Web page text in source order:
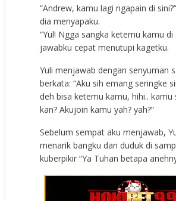
“Andrew, kamu lagi ngapain di
dia menyapaku.
“Yul! Ngga sangka ketemu kamu di
jawabku cepat menutupi kagetku.
Yuli menjawab dengan senyuman
berkata: “Aku sih emang seringke
deh bisa ketemu kamu, hihi.. kamu
kan? Akujoin kamu yah? yah?”
Sebelum sempat aku menjawab,
menarik bangku dan duduk di
kuberpikir “Ya Tuhan betapa